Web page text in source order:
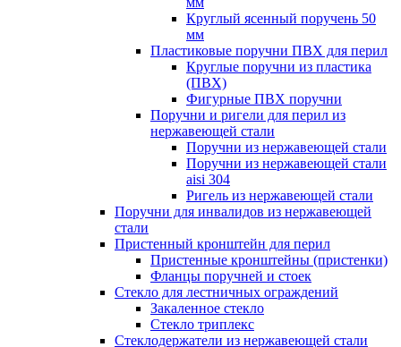
Круглый ясенный поручень 50
мм
Пластиковые поручни ПВХ для перил
Круглые поручни из пластика
(ПВХ)
Фигурные ПВХ поручни
Поручни и ригели для перил из
нержавеющей стали
Поручни из нержавеющей стали
Поручни из нержавеющей стали
aisi 304
Ригель из нержавеющей стали
Поручни для инвалидов из нержавеющей
стали
Пристенный кронштейн для перил
Пристенные кронштейны (пристенки)
Фланцы поручней и стоек
Стекло для лестничных ограждений
Закаленное стекло
Стекло триплекс
Стеклодержатели из нержавеющей стали